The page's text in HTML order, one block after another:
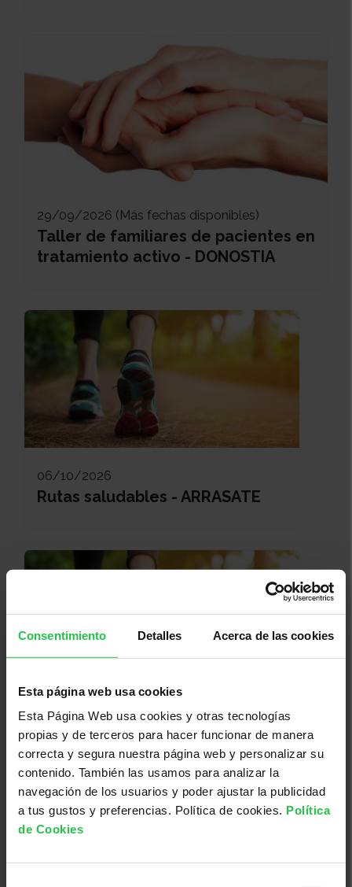
Consentimiento Detalles Acerca de las cookies
Esta página web usa cookies
Esta Página Web usa cookies y otras tecnologías
propias y de terceros para hacer funcionar de manera
correcta y segura nuestra página web y personalizar su
contenido. También las usamos para analizar la
navegación de los usuarios y poder ajustar la publicidad
a tus gustos y preferencias. Política de cookies. Política
de Cookies
29/09/2026 (Más fechas disponibles)
Taller de familiares de pacientes en
tratamiento activo - DONOSTIA
06/10/2026
Rutas saludables - ARRASATE
06/10/2026
Rutas saludables - EIBAR